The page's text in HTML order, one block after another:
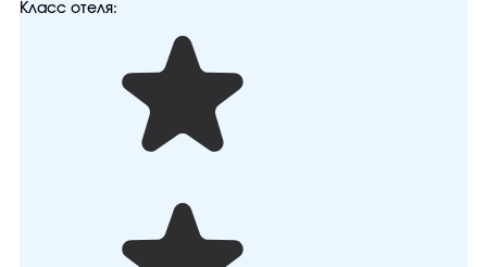
Класс отеля: